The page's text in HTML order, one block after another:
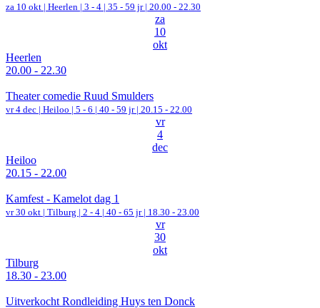
za 10 okt | Heerlen | 3 - 4 | 35 - 59 jr | 20.00 - 22.30
za
10
okt
Heerlen
20.00 - 22.30
Theater comedie Ruud Smulders
vr 4 dec | Heiloo | 5 - 6 | 40 - 59 jr | 20.15 - 22.00
vr
4
dec
Heiloo
20.15 - 22.00
Kamfest - Kamelot dag 1
vr 30 okt | Tilburg | 2 - 4 | 40 - 65 jr | 18.30 - 23.00
vr
30
okt
Tilburg
18.30 - 23.00
Uitverkocht Rondleiding Huys ten Donck